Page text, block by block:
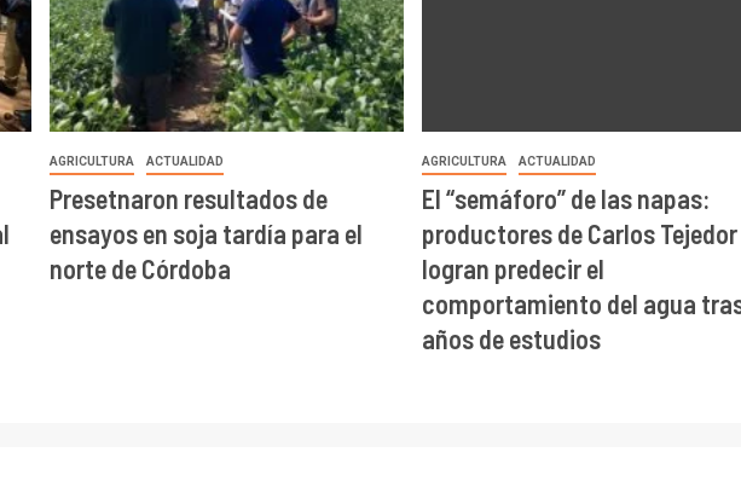
AGRICULTURA ACTUALIDAD
Presetnaron resultados de
ensayos en soja tardía para el
norte de Córdoba
AGRICULTURA ACTUALIDAD
El “semáforo” de las napas:
productores de Carlos Tejedor
logran predecir el
comportamiento del agua
años de estudios